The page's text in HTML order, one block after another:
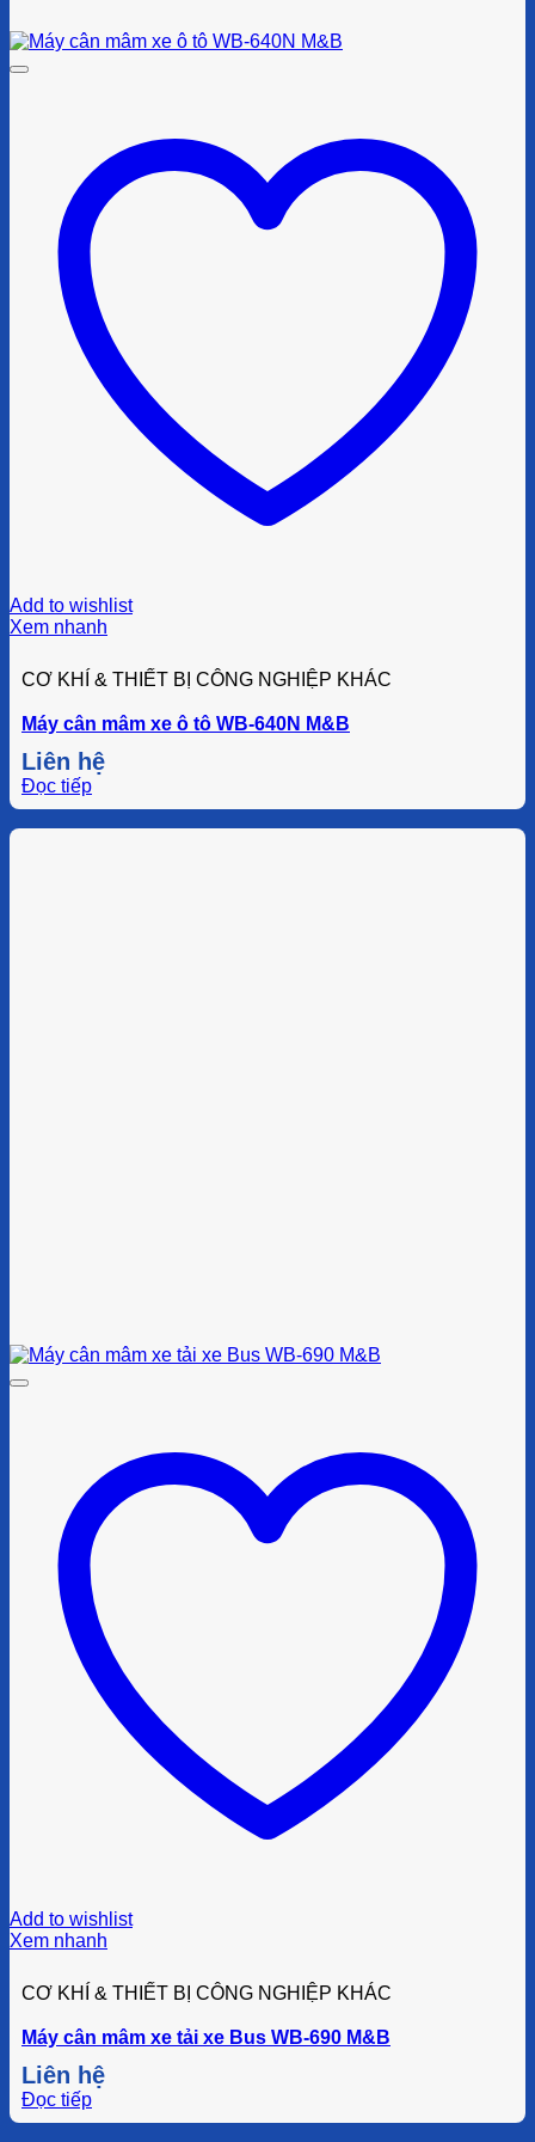
Add to wishlist
Xem nhanh
CƠ KHÍ & THIẾT BỊ CÔNG NGHIỆP KHÁC
Máy cân mâm xe ô tô WB-640N M&B
Liên hệ
Đọc tiếp
Add to wishlist
Xem nhanh
CƠ KHÍ & THIẾT BỊ CÔNG NGHIỆP KHÁC
Máy cân mâm xe tải xe Bus WB-690 M&B
Liên hệ
Đọc tiếp